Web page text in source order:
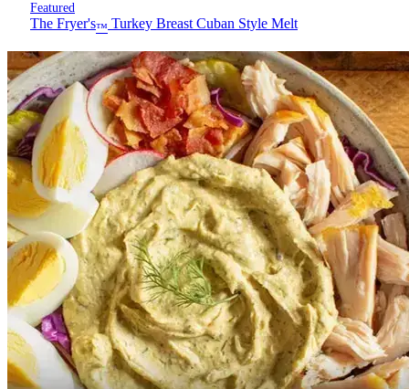
Featured
The Fryer's™ Turkey Breast Cuban Style Melt